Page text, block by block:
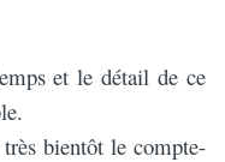
et le détail de ce
bientôt le compte-